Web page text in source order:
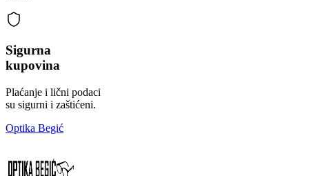
Sigurna
kupovina
Plaćanje i lični podaci
su sigurni i zaštićeni.
Optika Begić